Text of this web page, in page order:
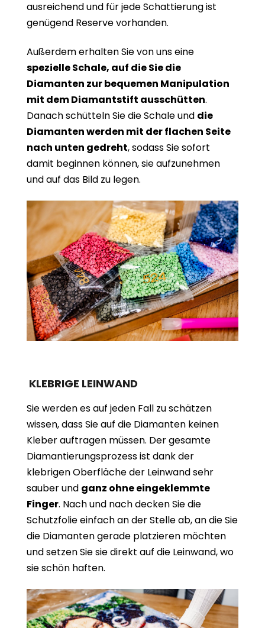
ausreichend und für jede Schattierung ist
genügend Reserve vorhanden.
Außerdem erhalten Sie von uns eine
spezielle Schale, auf die Sie die
Diamanten zur bequemen Manipulation
mit dem Diamantstift ausschütten.
Danach schütteln Sie die Schale und die
Diamanten werden mit der flachen Seite
nach unten gedreht, sodass Sie sofort
damit beginnen können, sie aufzunehmen
und auf das Bild zu legen.
KLEBRIGE LEINWAND
Sie werden es auf jeden Fall zu schätzen
wissen, dass Sie auf die Diamanten keinen
Kleber auftragen müssen. Der gesamte
Diamantierungsprozess ist dank der
klebrigen Oberfläche der Leinwand sehr
sauber und ganz ohne eingeklemmte
Finger. Nach und nach decken Sie die
Schutzfolie einfach an der Stelle ab, an die Sie
die Diamanten gerade platzieren möchten
und setzen Sie sie direkt auf die Leinwand, wo
sie schön haften.